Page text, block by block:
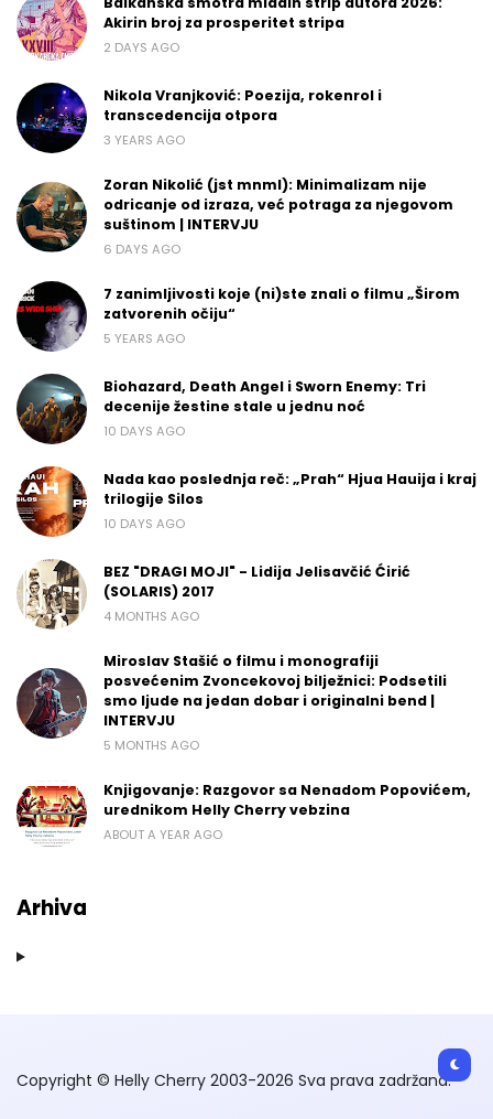
Akirin broj za prosperitet stripa
2 DAYS AGO
Nikola Vranjković: Poezija, rokenrol i
transcedencija otpora
3 YEARS AGO
Zoran Nikolić (jst mnml): Minimalizam nije
odricanje od izraza, već potraga za njegovom
suštinom | INTERVJU
6 DAYS AGO
7 zanimljivosti koje (ni)ste znali o filmu „Širom
zatvorenih očiju“
5 YEARS AGO
Biohazard, Death Angel i Sworn Enemy: Tri
decenije žestine stale u jednu noć
10 DAYS AGO
Nada kao poslednja reč: „Prah“ Hjua Hauija i kraj
trilogije Silos
10 DAYS AGO
BEZ "DRAGI MOJI" - Lidija Jelisavčić Ćirić
(SOLARIS) 2017
4 MONTHS AGO
Miroslav Stašić o filmu i monografiji
posvećenim Zvoncekovoj bilježnici: Podsetili
smo ljude na jedan dobar i originalni bend |
INTERVJU
5 MONTHS AGO
Knjigovanje: Razgovor sa Nenadom Popovićem,
urednikom Helly Cherry vebzina
ABOUT A YEAR AGO
Arhiva
Copyright © Helly Cherry 2003-2026 Sva prava zadržana.